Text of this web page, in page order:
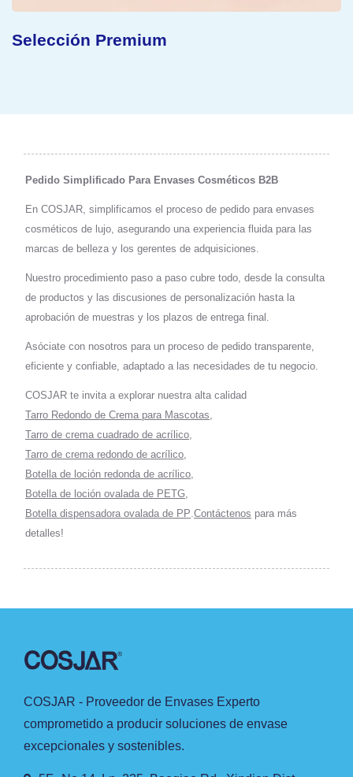
Selección Premium
Pedido Simplificado Para Envases Cosméticos B2B
En COSJAR, simplificamos el proceso de pedido para envases
cosméticos de lujo, asegurando una experiencia fluida para las
marcas de belleza y los gerentes de adquisiciones.
Nuestro procedimiento paso a paso cubre todo, desde la consulta
de productos y las discusiones de personalización hasta la
aprobación de muestras y los plazos de entrega final.
Asóciate con nosotros para un proceso de pedido transparente,
eficiente y confiable, adaptado a las necesidades de tu negocio.
COSJAR te invita a explorar nuestra alta calidad
Tarro Redondo de Crema para Mascotas
Tarro de crema cuadrado de acrílico
Tarro de crema redondo de acrílico
Botella de loción redonda de acrílico
Botella de loción ovalada de PETG
Botella dispensadora ovalada de PP Contáctenos para más
detalles!
COSJAR - Proveedor de Envases Experto
comprometido a producir soluciones de envase
excepcionales y sostenibles.